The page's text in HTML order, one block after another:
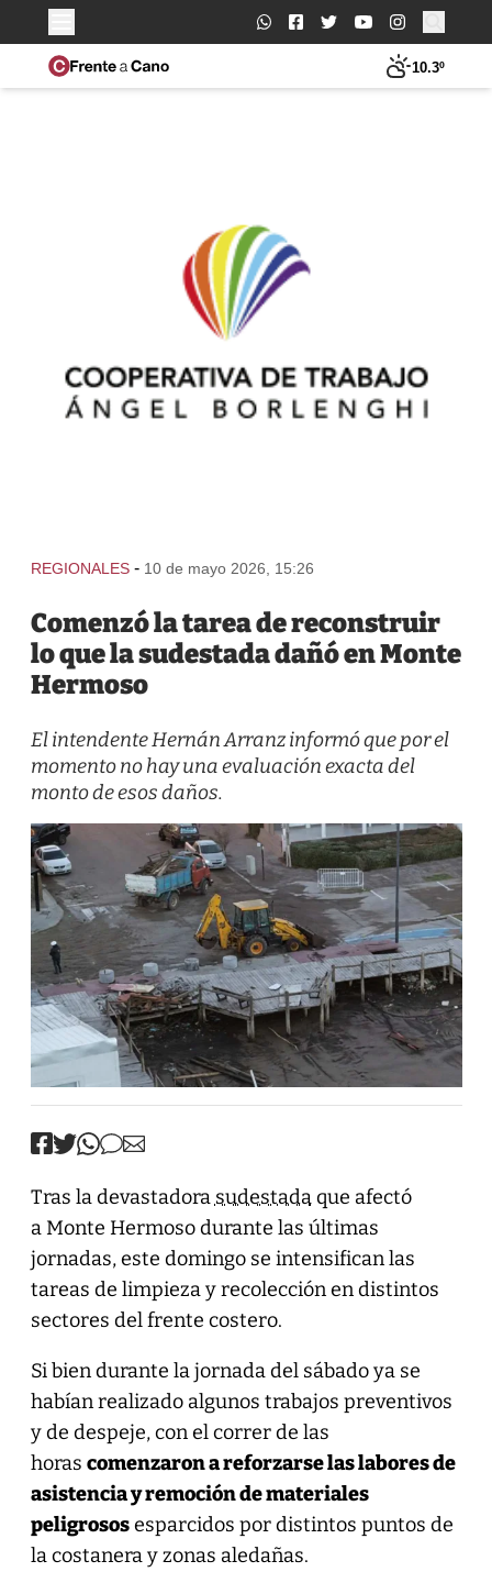
Buscar:
10.3º
REGIONALES - 10 de mayo 2026, 15:26
Comenzó la tarea de reconstruir
lo que la sudestada dañó en Monte
Hermoso
El intendente Hernán Arranz informó que por el
momento no hay una evaluación exacta del
monto de esos daños.
Tras la devastadora sudestadaque afectó
a Monte Hermoso durante las últimas
jornadas, este domingo se intensifican las
tareas de limpieza y recolección en distintos
sectores del frente costero.
Si bien durante la jornada del sábado ya se
habían realizado algunos trabajos preventivos
y de despeje, con el correr de las
horas comenzaron a reforzarse las labores de
asistencia y remoción de materiales
peligrososesparcidos por distintos puntos de
la costanera y zonas aledañas.